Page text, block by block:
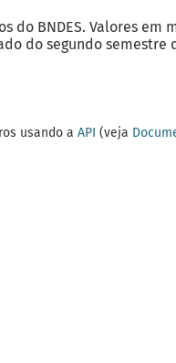
BNDES. Valores em
do segundo semestre
usando a API (veja